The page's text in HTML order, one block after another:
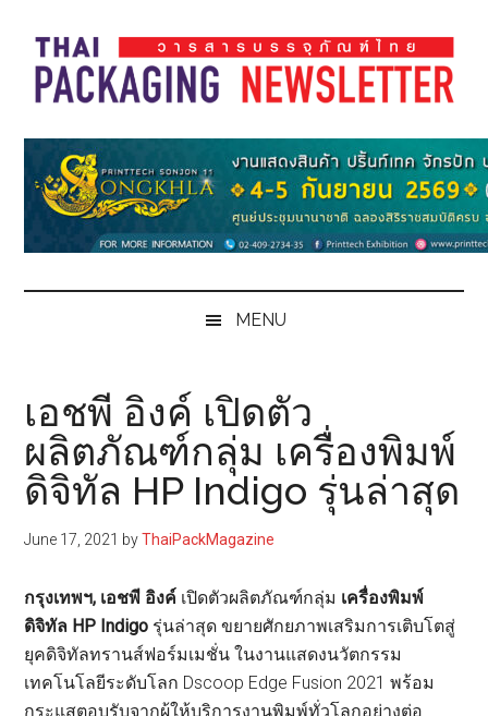
main
content
secondary
menu
primary
sidebar
footer
Thai
Pack
Magazine
Pack
Magazine
MENU
เอชพี อิงค์ เปิดตัว
ผลิตภัณฑ์กลุ่ม เครื่องพิมพ์
ดิจิทัล HP Indigo รุ่นล่าสุด
June 17, 2021 byThaiPackMagazine
กรุงเทพฯ, เอชพี อิงค์ เปิดตัวผลิตภัณฑ์กลุ่ม เครื่องพิมพ์
ดิจิทัล HP Indigo รุ่นล่าสุด ขยายศักยภาพเสริมการเติบโตสู่
ยุคดิจิทัลทรานส์ฟอร์มเมชั่น ในงานแสดงนวัตกรรม
เทคโนโลยีระดับโลก Dscoop Edge Fusion 2021 พร้อม
กระแสตอบรับจากผู้ให้บริการงานพิมพ์ทั่วโลกอย่างต่อ